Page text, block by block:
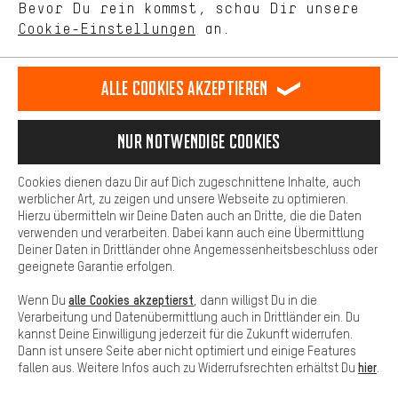
Deutsch
DE english
EN español
ES français
FR
VERTRAG WIDERRUFEN Aachener Community Affiliateprogramm
Datenschutz Allgemeine Geschäftsbedingungen
Hinweisgebersystem Hinweise zur Batterieentsorgung
Cookie-Einstellungen Kontrast ändern
Alle Preise verstehen sich in Euro und exkl. MwSt zuzüglich
Versandkostenfür Lieferung nachUSA.
Bevor Du rein kommst, schau Dir unsere
Cookie-Einstellungen an.
unseres Shop-Angebots.
Dein Shopping-Erlebnis wird komfortabler. Mit Komfort-Cookies
stellen wir Verknüpfungen zu Social Media Plattformen her. So
können wir dir weitere nützliche Inhalte und Informationen zur
Verfügung stellen. Zudem hast du die Möglichkeit zusätzliche
Services zu nutzen, die es dir erleichtern die richtigen Produkte zu
finden. Beispielsweise bieten wir eine Chat-Funktion an, damit
Fragen schnell und unkompliziert beantwortet werden können.
Basis
Basis-Cookies gewährleisten, dass Du unsere Webseite
grundsätzlich nutzen kannst.
Alle Cookies akzeptieren
Nur Notwendige Cookies
Cookies dienen dazu Dir auf Dich zugeschnittene Inhalte, auch
werblicher Art, zu zeigen und unsere Webseite zu optimieren.
Hierzu übermitteln wir Deine Daten auch an Dritte, die die Daten
verwenden und verarbeiten. Dabei kann auch eine Übermittlung
Deiner Daten in Drittländer ohne Angemessenheitsbeschluss oder
geeignete Garantie erfolgen.
Wenn Du alle Cookies akzeptierst , dann willigst Du in die
Verarbeitung und Datenübermittlung auch in Drittländer ein. Du
kannst Deine Einwilligung jederzeit für die Zukunft widerrufen.
Dann ist unsere Seite aber nicht optimiert und einige Features
fallen aus. Weitere Infos auch zu Widerrufsrechten erhältst Du hier